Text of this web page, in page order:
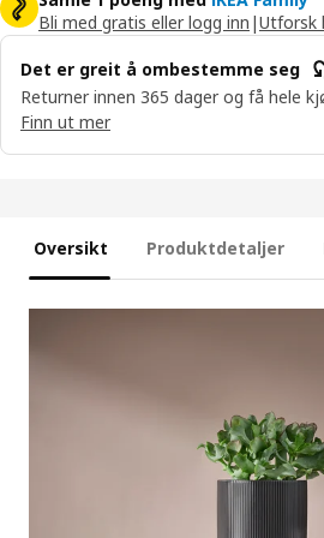
Bli med gratis eller logg inn |Utforsk
Det er greit å ombestemme seg
Returner innen 365 dager og få hele
Finn ut mer
Oversikt Produktdetaljer